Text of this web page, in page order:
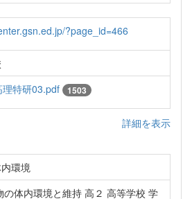
?page_id=466
理特研03.pdf 1503
詳細を表示
環境
の体内環境と維持 高２ 高等学校 学